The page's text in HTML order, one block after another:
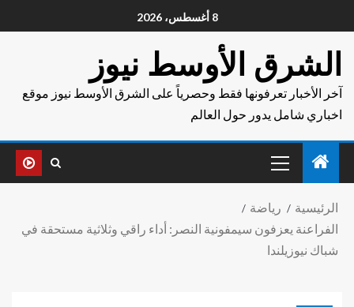
8 أغسطس، 2026
الشرق الأوسط نيوز
آخر الأخبار تعرفونها فقط وحصرياً على الشرق الأوسط نيوز موقع
اخباري شامل يدور حول العالم
الرئيسية
رياضة
الفراعنة يعزفون سيمفونية النصر: أداء راقي وثلاثية مستحقة في
شباك نيوزيلندا